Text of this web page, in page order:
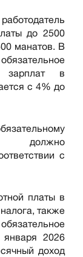
до 2500
манатов. В
зарплат в
с 4% до
должно
с
платы в
также
января 2026
доход